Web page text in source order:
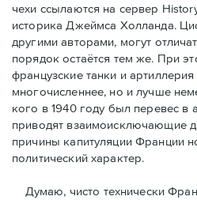
чехи ссылаются на сервер
историка Джеймса Холланда.
другими авторами, могут
порядок остаётся тем же. При
французские танки и
многочисленнее, но и лучше
кого в 1940 году был перевес в
приводят взаимоисключающие
причины капитуляции Франции
политический характер.
Думаю, чисто технически